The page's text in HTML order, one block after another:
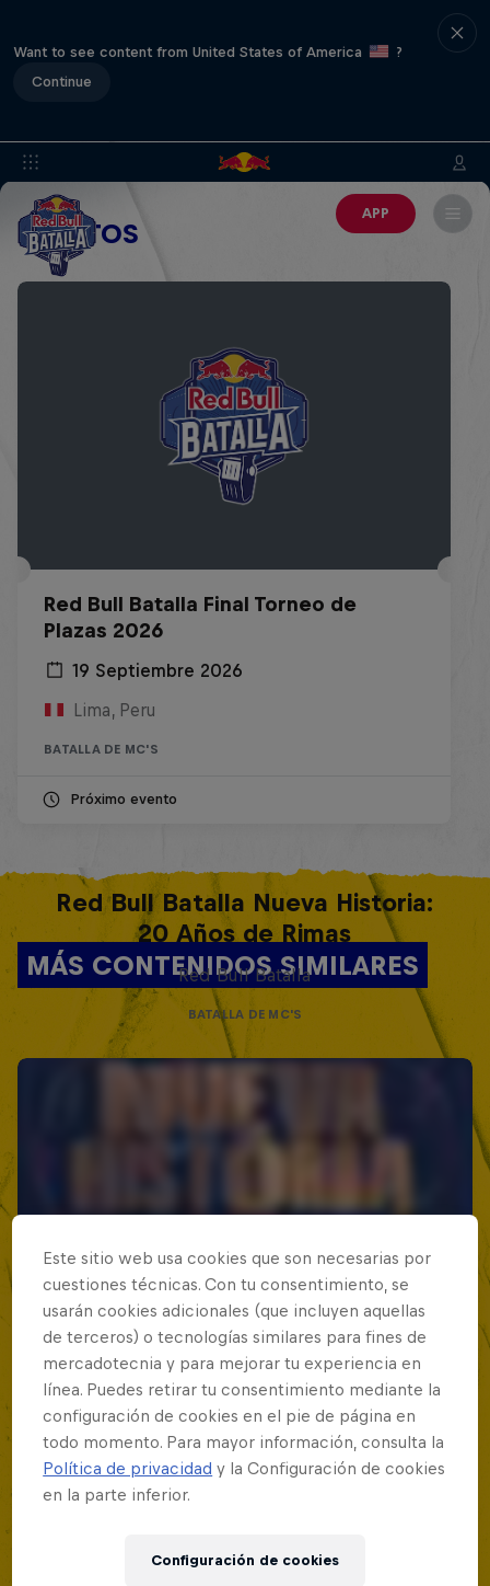
Want to see content from United States of America
?
Continue
APP
EVENTOS
Red Bull Batalla Final Torneo de
Plazas 2026
19 Septiembre 2026
Lima, Peru
BATALLA DE MC'S
Próximo evento
MÁS CONTENIDOS SIMILARES
Red Bull Batalla Nueva Historia:
20 Años de Rimas
Red Bull Batalla
BATALLA DE MC'S
Este sitio web usa cookies que son necesarias por
cuestiones técnicas. Con tu consentimiento, se
usarán cookies adicionales (que incluyen aquellas
de terceros) o tecnologías similares para fines de
mercadotecnia y para mejorar tu experiencia en
línea. Puedes retirar tu consentimiento mediante la
configuración de cookies en el pie de página en
todo momento. Para mayor información, consulta la
Política de privacidad y la Configuración de cookies
en la parte inferior.
Configuración de cookies